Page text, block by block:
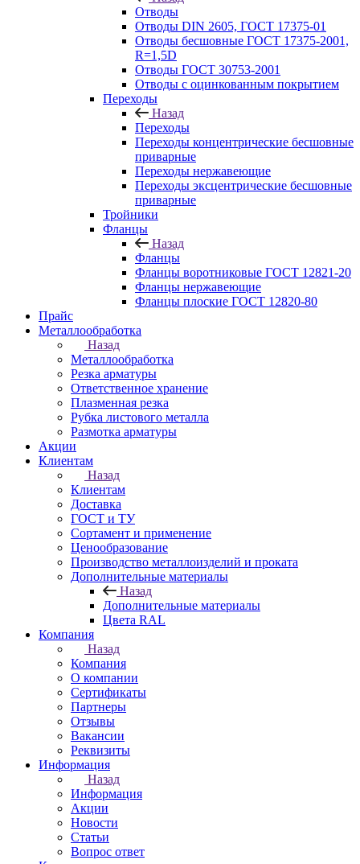
Отводы
Отводы DIN 2605, ГОСТ 17375-01
Отводы бесшовные ГОСТ 17375-2001,
R=1,5D
Отводы ГОСТ 30753-2001
Отводы с оцинкованным покрытием
Переходы
Назад
Переходы
Переходы концентрические бесшовные
приварные
Переходы нержавеющие
Переходы эксцентрические бесшовные
приварные
Тройники
Фланцы
Назад
Фланцы
Фланцы воротниковые ГОСТ 12821-20
Фланцы нержавеющие
Фланцы плоские ГОСТ 12820-80
Прайс
Металлообработка
Назад
Металлообработка
Резка арматуры
Ответственное хранение
Плазменная резка
Рубка листового металла
Размотка арматуры
Акции
Клиентам
Назад
Клиентам
Доставка
ГОСТ и ТУ
Сортамент и применение
Ценообразование
Производство металлоизделий и проката
Дополнительные материалы
Назад
Дополнительные материалы
Цвета RAL
Компания
Назад
Компания
О компании
Сертификаты
Партнеры
Отзывы
Вакансии
Реквизиты
Информация
Назад
Информация
Акции
Новости
Статьи
Вопрос ответ